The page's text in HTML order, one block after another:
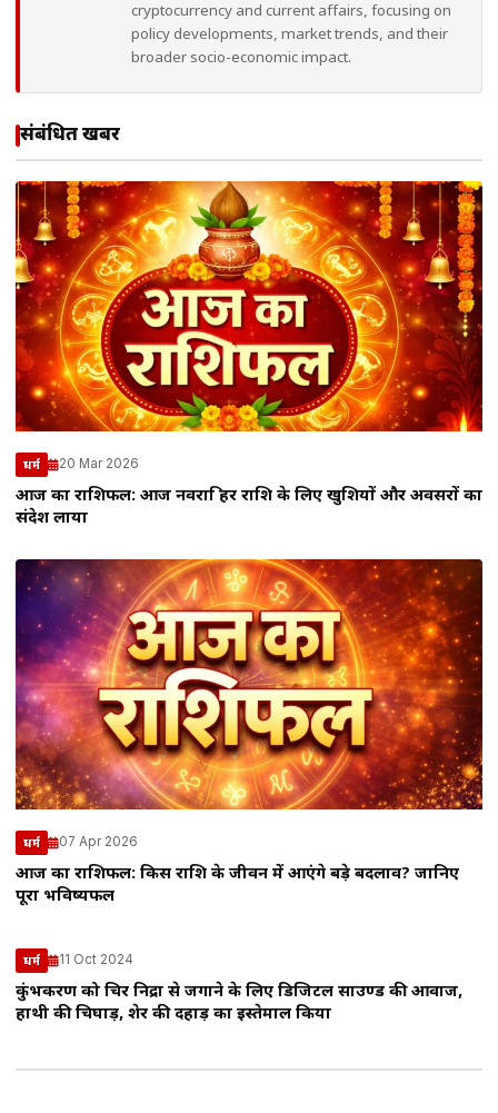
cryptocurrency and current affairs, focusing on
policy developments, market trends, and their
broader socio-economic impact.
संबंधित खबरें
धर्म 20 Mar 2026
आज का राशिफल: आज नवरात्रि हर राशि के लिए खुशियों और अवसरों का
संदेश लाया
धर्म 07 Apr 2026
आज का राशिफल: किस राशि के जीवन में आएंगे बड़े बदलाव? जानिए
पूरा भविष्यफल
धर्म 11 Oct 2024
कुंभकरण को चिर निद्रा से जगाने के लिए डिजिटल साउण्ड की आवाज,
हाथी की चिघाड़, शेर की दहाड़ का इस्तेमाल किया